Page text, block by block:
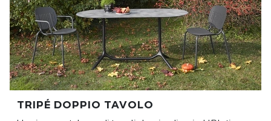
TRIPÉ DOPPIO TAVOLO